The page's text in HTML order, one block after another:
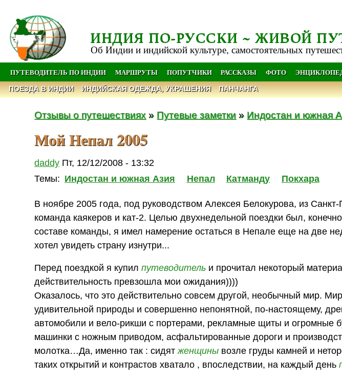
ИНДИЯ ПО-РУССКИ ~ ЖИВОЙ
Об Индии и индийской культуре, самостоятельных
ПУТЕВОДИТЕЛЬ ПО ИНДИИ МАРШРУТЫ ПОПУТЧИКИ РАССКАЗЫ ФОТО
ПОЕЗДА В ИНДИИ ИНДИЙСКАЯ ОДЕЖДА, УКРАШЕНИЯ ПАНЧАНГА
Отзывы о путешествиях » Путевые заметки » Индостан и южная
Мой Непал 2005
daddy Пт, 12/12/2008 - 13:32
Темы: Индостан и южная Азия Непал Катманду Покхара
В ноябре 2005 года, под руководством Алексея Белокурова, из
команда каякеров и кат-2. Целью двухнедельной поездки был,
составе команды, я имел намерение остаться в Непале еще на две
хотел увидеть страну изнутри...
Перед поездкой я купилпутеводитель и прочитал некоторый
действительность превзошла мои ожидания))))
Оказалось, что это действительно совсем другой, необычный мир.
удивительной природы и совершенно непонятной, по-настоящему,
автомобили и вело-рикши с портерами, рекламные щиты и огромные
машинки с ножным приводом, асфальтированные дороги и
молотка…Да, именно так : сидятженщины возле груды камней и
таких открытий и контрастов хватало , впоследствии, на каждый день